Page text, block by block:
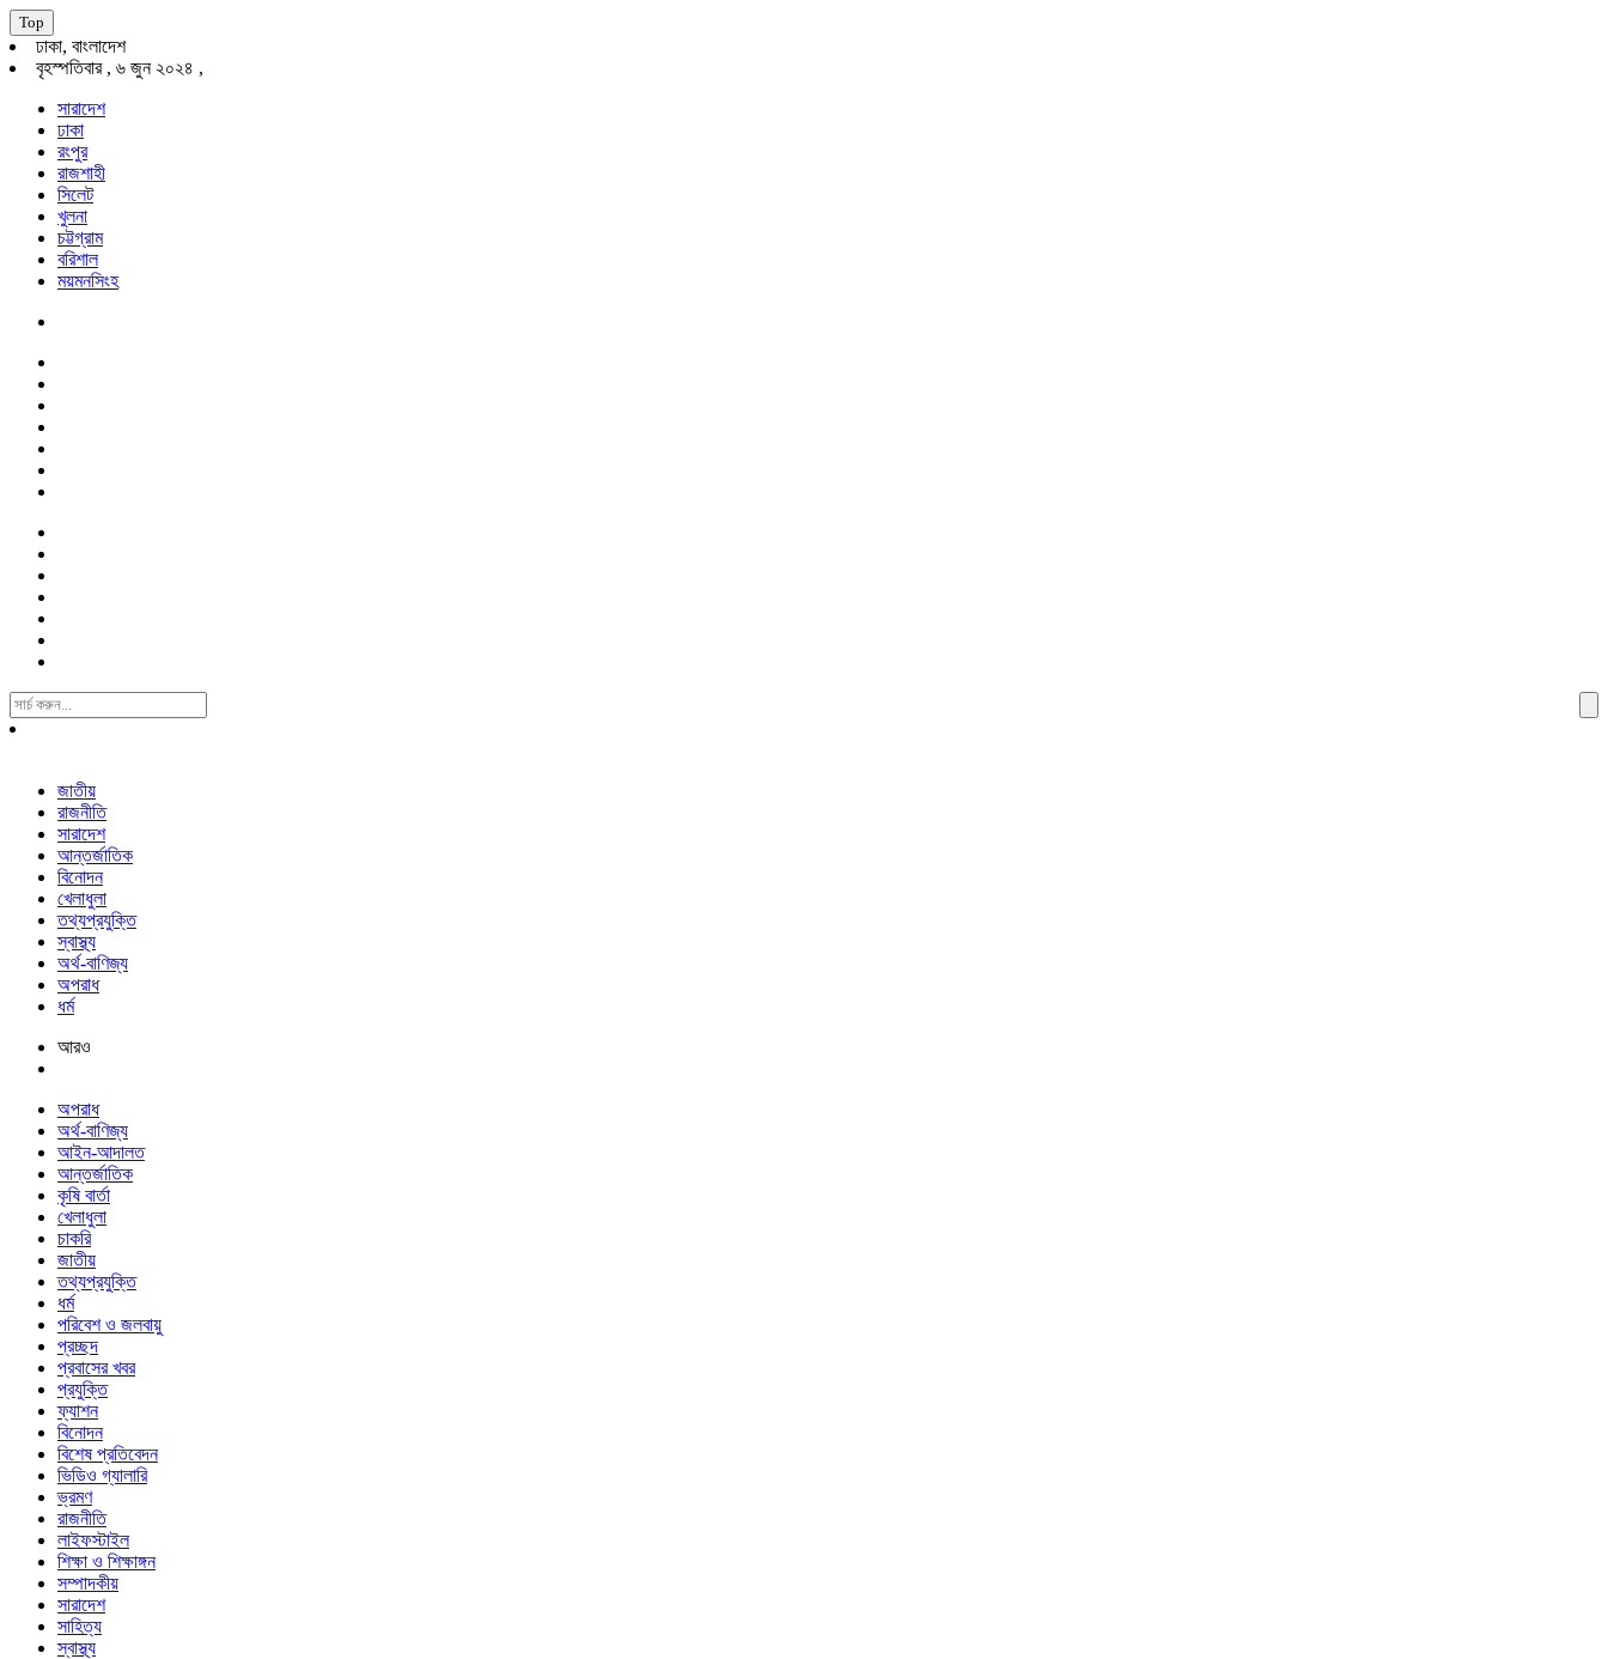
Top
ঢাকা, বাংলাদেশ
বৃহস্পতিবার , ৬ জুন ২০২৪ ,
সারাদেশ
ঢাকা
রংপুর
রাজশাহী
সিলেট
খুলনা
চট্টগ্রাম
বরিশাল
ময়মনসিংহ
Search
For:
জাতীয়
রাজনীতি
সারাদেশ
আন্তর্জাতিক
বিনোদন
খেলাধুলা
তথ্যপ্রযুক্তি
স্বাস্থ্য
অর্থ-বাণিজ্য
অপরাধ
ধর্ম
আরও
অপরাধ
অর্থ-বাণিজ্য
আইন-আদালত
আন্তর্জাতিক
কৃষি বার্তা
খেলাধুলা
চাকরি
জাতীয়
তথ্যপ্রযুক্তি
ধর্ম
পরিবেশ ও জলবায়ু
প্রচ্ছদ
প্রবাসের খবর
প্রযুক্তি
ফ্যাশন
বিনোদন
বিশেষ প্রতিবেদন
ভিডিও গ্যালারি
ভ্রমণ
রাজনীতি
লাইফস্টাইল
শিক্ষা ও শিক্ষাঙ্গন
সম্পাদকীয়
সারাদেশ
সাহিত্য
স্বাস্থ্য